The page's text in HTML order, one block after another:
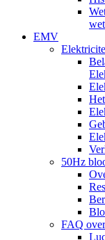
EMV
50Hz
FAQ